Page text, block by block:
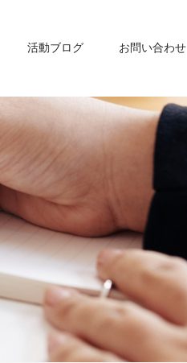
活動ブログ お問い合わせ